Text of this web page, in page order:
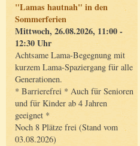
"Lamas hautnah" in den
Sommerferien
Mittwoch, 26.08.2026, 11:00 -
12:30 Uhr
Achtsame Lama-Begegnung mit
kurzem Lama-Spaziergang für alle
Generationen.
* Barrierefrei * Auch für Senioren
und für Kinder ab 4 Jahren
geeignet *
Noch 8 Plätze frei (Stand vom
03.08.2026)